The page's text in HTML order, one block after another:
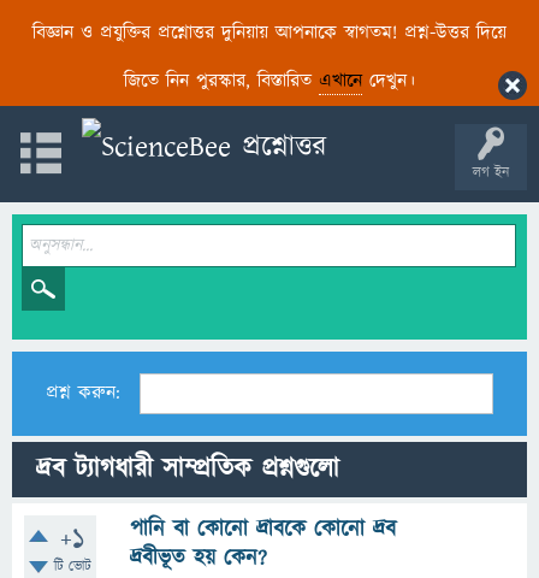
বিজ্ঞান ও প্রযুক্তির প্রশ্নোত্তর দুনিয়ায় আপনাকে স্বাগতম! প্রশ্ন-উত্তর দিয়ে
জিতে নিন পুরস্কার, বিস্তারিত এখানেদেখুন।
লগ ইন
প্রশ্ন করুন:
দ্রব ট্যাগধারী সাম্প্রতিক প্রশ্নগুলো
+1
টি ভোট
পানি বা কোনো দ্রাবকে কোনো দ্রব
দ্রবীভূত হয় কেন?